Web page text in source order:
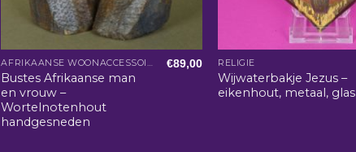
AFRIKAANSE WOONACCESSOIRES
Bustes Afrikaanse man
en vrouw –
Wortelnotenhout
handgesneden
€89,00 RELIGIE
Wijwaterbakje Jezus –
eikenhout, metaal, glas